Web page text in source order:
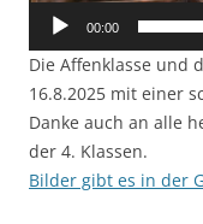
00:00
Die Affenklasse und
16.8.2025 mit einer
Danke auch an alle
der 4. Klassen.
Bilder gibt es in der